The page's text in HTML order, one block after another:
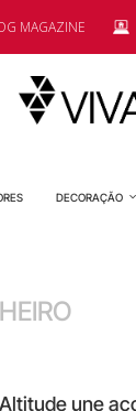
MAGAZINE
DECORAÇÃO
une